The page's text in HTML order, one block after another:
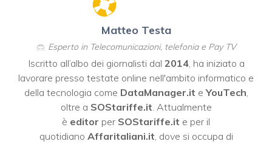
Matteo Testa
Esperto in Telecomunicazioni, telefonia e Pay TV
Iscritto all’albo dei giornalisti dal 2014, ha iniziato a
lavorare presso testate online nell'ambito informatico e
della tecnologia come DataManager.it eYouTech,
oltre a SOStariffe.it. Attualmente
è editor per SOStariffe.it e per il
quotidiano Affaritaliani.it, dove si occupa di